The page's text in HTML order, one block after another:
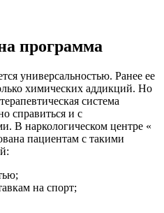
программа
универсальностью. Ранее ее
химических аддикций. Но
система
справиться и с
В наркологическом центре «
пациентам с такими
на спорт;